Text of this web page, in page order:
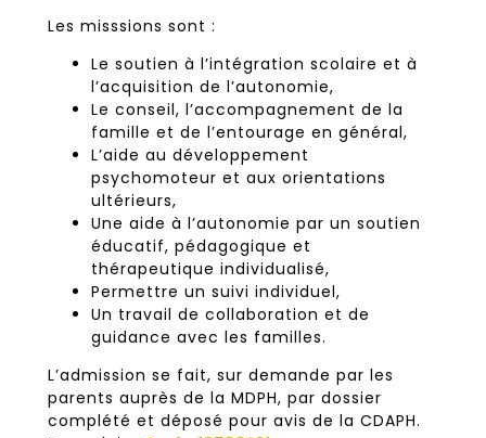
Les misssions sont :
Le soutien à l’intégration scolaire et à
l’acquisition de l’autonomie,
Le conseil, l’accompagnement de la
famille et de l’entourage en général,
L’aide au développement
psychomoteur et aux orientations
ultérieurs,
Une aide à l’autonomie par un soutien
éducatif, pédagogique et
thérapeutique individualisé,
Permettre un suivi individuel,
Un travail de collaboration et de
guidance avec les familles.
L’admission se fait, sur demande par les
parents auprès de la MDPH, par dossier
complété et déposé pour avis de la CDAPH.